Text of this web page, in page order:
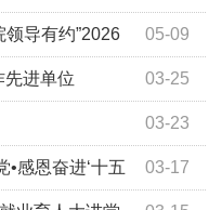
05-09
导有约”2026
03-25
先进单位
03-23
03-17
•感恩奋进‘十五